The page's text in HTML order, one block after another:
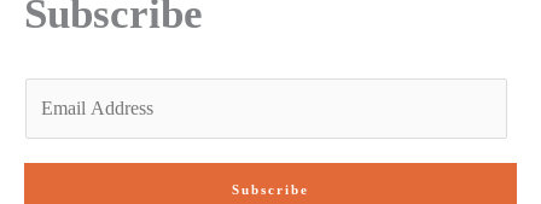
Subscribe
Subscribe